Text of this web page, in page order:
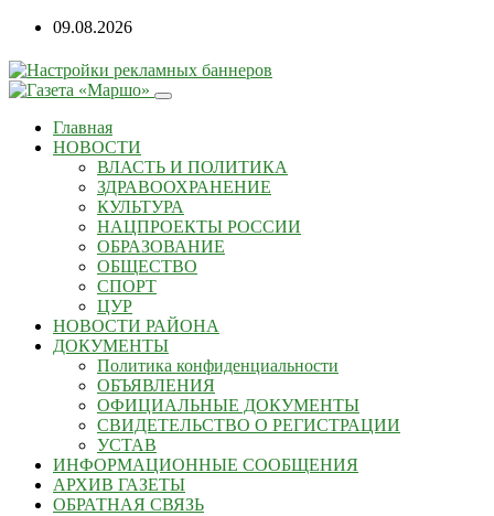
09.08.2026
Главная
НОВОСТИ
ВЛАСТЬ И ПОЛИТИКА
ЗДРАВООХРАНЕНИЕ
КУЛЬТУРА
НАЦПРОЕКТЫ РОССИИ
ОБРАЗОВАНИЕ
ОБЩЕСТВО
СПОРТ
ЦУР
НОВОСТИ РАЙОНА
ДОКУМЕНТЫ
Политика конфиденциальности
ОБЪЯВЛЕНИЯ
ОФИЦИАЛЬНЫЕ ДОКУМЕНТЫ
СВИДЕТЕЛЬСТВО О РЕГИСТРАЦИИ
УСТАВ
ИНФОРМАЦИОННЫЕ СООБЩЕНИЯ
АРХИВ ГАЗЕТЫ
ОБРАТНАЯ СВЯЗЬ